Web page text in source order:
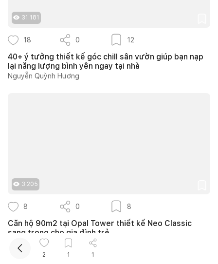
31.181
18 0 12
40+ ý tưởng thiết kế góc chill sân vườn giúp bạn nạp
lại năng lượng bình yên ngay tại nhà
Nguyễn Quỳnh Hương
3.205
8 0 8
Căn hộ 90m2 tại Opal Tower thiết kế Neo Classic
sang trọng cho gia đình trẻ
TRÒN DECOR
2 1 1